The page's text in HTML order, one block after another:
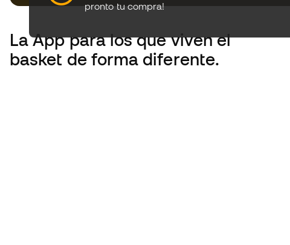
pronto tu compra!
La Apppara los que viven el
basket de forma diferente.